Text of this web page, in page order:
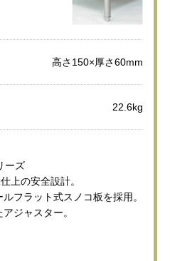
高さ150×厚さ60mm
22.6kg
ーズ
上の安全設計。
フラット式スノコ板を採用。
ジャスター。